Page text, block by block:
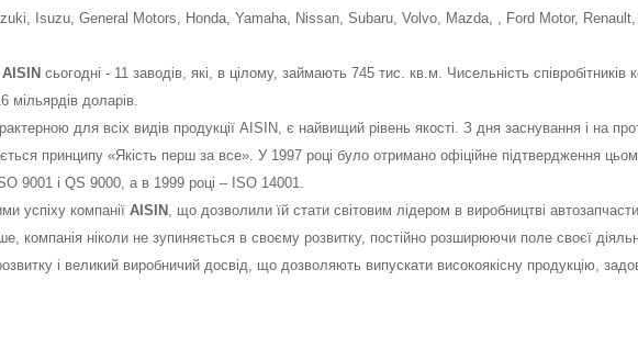
Isuzu, General Motors, Honda, Yamaha, Nissan, Subaru, Volvo, Mazda, , Ford Motor,
AISIN сьогодні - 11 заводів, які, в цілому, займають 745 тис. кв.м. Чисельність співробітників
мільярдів доларів.
для всіх видів продукції AISIN, є найвищий рівень якості. З дня заснування і на
принципу «Якість перш за все». У 1997 році було отримано офіційне підтвердження
9001 і QS 9000, а в 1999 році – ISO 14001.
успіху компанії AISIN , що дозволили їй стати світовим лідером в виробництві
компанія ніколи не зупиняється в своєму розвитку, постійно розширюючи поле своєї
і великий виробничий досвід, що дозволяють випускати високоякісну продукцію,